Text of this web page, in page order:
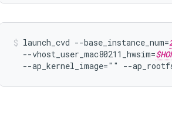
launch_cvd --base_instance_num=
  --vhost_user_mac80211_hwsim=